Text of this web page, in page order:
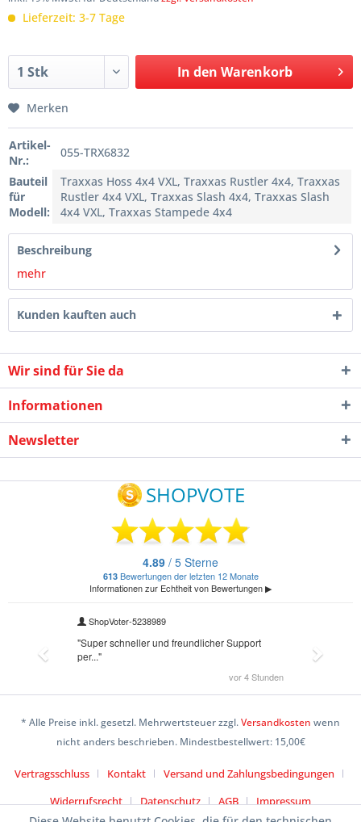
Lieferzeit: 3-7 Tage
In den Warenkorb
Merken
Artikel-
Nr.:
055-TRX6832
Bauteil
für
Modell:
Traxxas Hoss 4x4 VXL, Traxxas Rustler 4x4, Traxxas
Rustler 4x4 VXL, Traxxas Slash 4x4, Traxxas Slash
4x4 VXL, Traxxas Stampede 4x4
Beschreibung
mehr
Kunden kauften auch
Wir sind für Sie da
Informationen
Newsletter
* Alle Preise inkl. gesetzl. Mehrwertsteuer zzgl.Versandkosten wenn
nicht anders beschrieben. Mindestbestellwert: 15,00€
Vertragsschluss Kontakt
Versand und Zahlungsbedingungen
Widerrufsrecht
Datenschutz AGB Impressum